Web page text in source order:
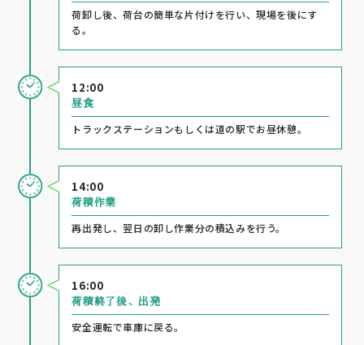
荷卸し後、荷台の簡単な片付けを行い、現場を後にす
る。
12:00
昼食
トラックステーションもしくは道の駅でお昼休憩。
14:00
荷積作業
再出発し、翌日の卸し作業分の積込みを行う。
16:00
荷積終了後、出発
安全運転で車庫に戻る。